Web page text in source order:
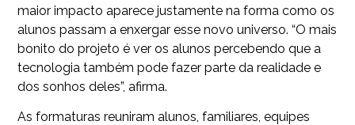
maior impacto aparece justamente na forma como os
alunos passam a enxergar esse novo universo. “O mais
bonito do projeto é ver os alunos percebendo que a
tecnologia também pode fazer parte da realidade e
dos sonhos deles”, afirma.
As formaturas reuniram alunos, familiares, equipes